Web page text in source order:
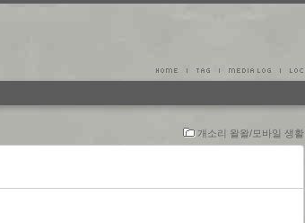
개소리 왈왈/모바일 생활